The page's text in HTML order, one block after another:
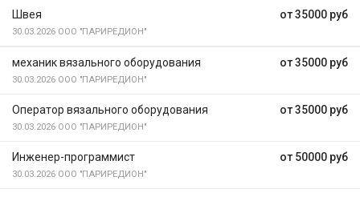
от 35000 руб
Швея
30.03.2026 ООО "ПАРИРЕДИОН"
от 35000 руб
механик вязального оборудования
30.03.2026 ООО "ПАРИРЕДИОН"
от 35000 руб
Оператор вязального оборудования
30.03.2026 ООО "ПАРИРЕДИОН"
от 50000 руб
Инженер-программист
30.03.2026 ООО "ПАРИРЕДИОН"